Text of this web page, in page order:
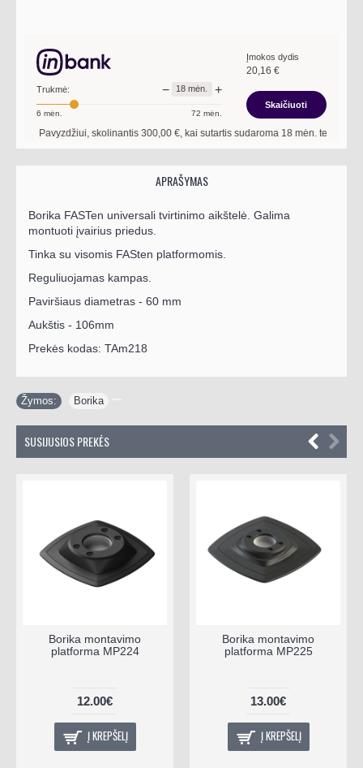
Trukmė: − 18 mėn. +
6 mėn. 72 mėn.
Įmokos dydis
20,16 €
Skaičiuoti
Pavyzdžiui, skolinantis300,00€, kai sutartis sudaroma18mėn. terminui,
APRAŠYMAS
Borika FASTen universali tvirtinimo aikštelė. Galima
montuoti įvairius priedus.
Tinka su visomis FASten platformomis.
Reguliuojamas kampas.
Paviršiaus diametras - 60 mm
Aukštis - 106mm
Prekės kodas: TAm218
Žymos: Borika
SUSIJUSIOS PREKĖS
Borika montavimo
platforma MP224
12.00€
Į KREPŠELĮ
Borika montavimo
platforma MP225
13.00€
Į KREPŠELĮ